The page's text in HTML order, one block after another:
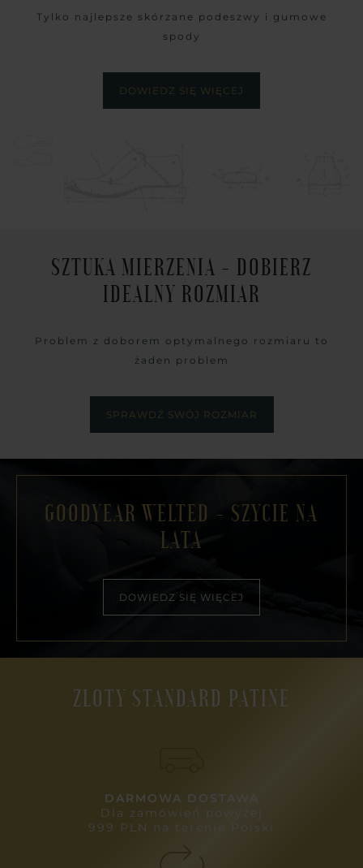
Tylko najlepsze skórzane podeszwy i gumowe
spody
DOWIEDZ SIĘ WIĘCEJ
SZTUKA MIERZENIA - DOBIERZ
IDEALNY ROZMIAR
Problem z doborem optymalnego rozmiaru to
żaden problem
SPRAWDŹ SWÓJ ROZMIAR
GOODYEAR WELTED - SZYCIE NA
LATA
DOWIEDZ SIĘ WIĘCEJ
ZŁOTY STANDARD PATINE
DARMOWA DOSTAWA
Dla zamówień powyżej
999 PLN na terenie Polski